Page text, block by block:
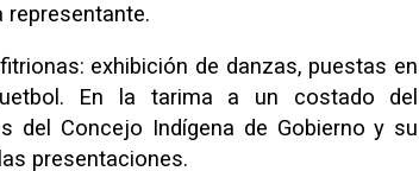
representante.
exhibición de danzas, puestas en
En la tarima a un costado del
del Concejo Indígena de Gobierno y su
presentaciones.